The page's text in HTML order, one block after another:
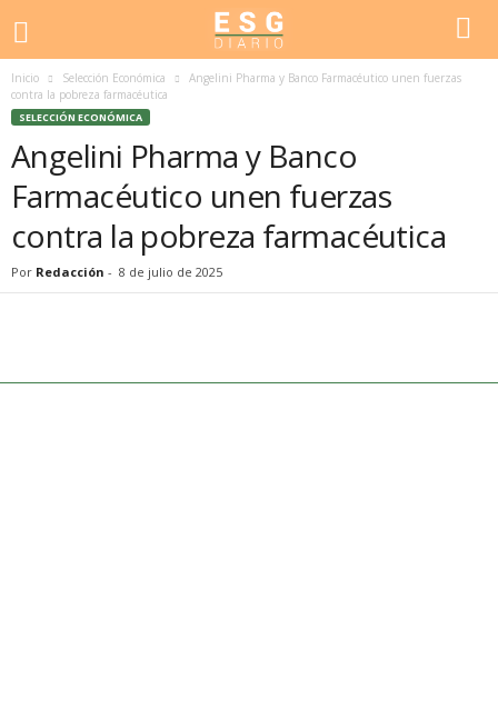
Inicio Selección Económica
Angelini Pharma y Banco Farmacéutico unen fuerzas
contra la pobreza farmacéutica
SELECCIÓN ECONÓMICA
Angelini Pharma y Banco
Farmacéutico unen fuerzas
contra la pobreza farmacéutica
Por Redacción - 8 de julio de 2025